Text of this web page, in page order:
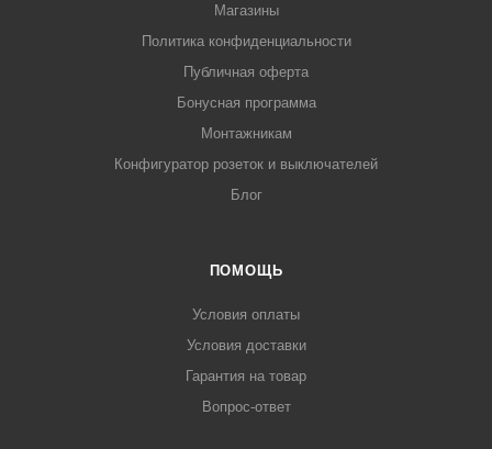
Магазины
Политика конфиденциальности
Публичная оферта
Бонусная программа
Монтажникам
Конфигуратор розеток и выключателей
Блог
ПОМОЩЬ
Условия оплаты
Условия доставки
Гарантия на товар
Вопрос-ответ